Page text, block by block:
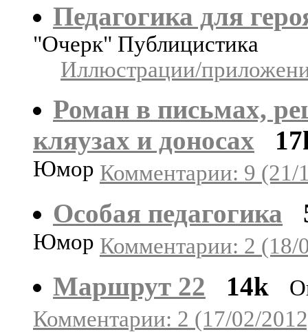
Педагогика для
"Очерк" Публицистика
Иллюстрации/
Роман в письмах,
кляузах и доносах
Юмор Комментарии: 9 (21/
Особая педагогика
Юмор Комментарии: 2 (18/
Маршрут 22 14k
Комментарии: 2 (17/02/